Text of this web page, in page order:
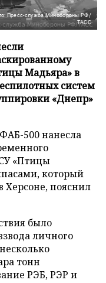
Пресс-служба Минобороны РФ/
ТАСС
Мадьяра» в
систем
«Днепр»
500 нанесла
«Птицы
который
Херсоне, пояснил
было
личного
тонн
РЭБ, РЭР и